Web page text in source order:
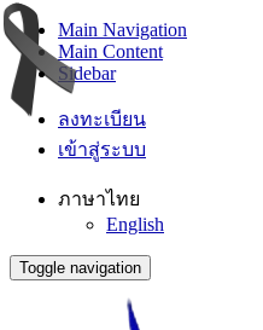
Main Navigation
Main Content
Sidebar
ลงทะเบียน
เข้าสู่ระบบ
ภาษาไทย
English
Toggle navigation